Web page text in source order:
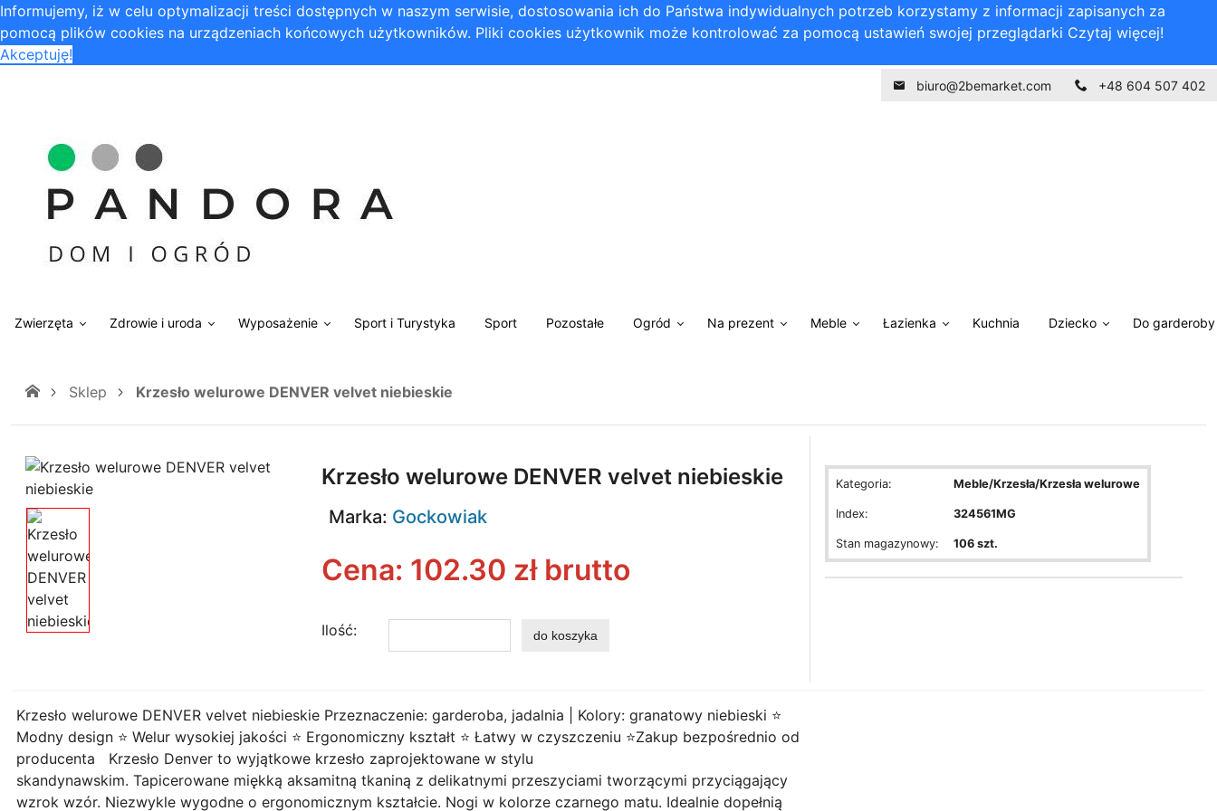
Informujemy, iż w celu optymalizacji treści dostępnych w naszym serwisie, dostosowania ich do Państwa indywidualnych potrzeb korzystamy z informacji zapisanych za
pomocą plików cookies na urządzeniach końcowych użytkowników. Pliki cookies użytkownik może kontrolować za pomocą ustawień swojej przeglądarki Czytaj więcej!
Akceptuję!
biuro@2bemarket.com +48 604 507 402
Zwierzęta Zdrowie i uroda Wyposażenie Sport i Turystyka Sport Pozostałe Ogród Na prezent Meble Łazienka Kuchnia Dziecko Do garderoby
Sklep Krzesło welurowe DENVER velvet niebieskie
Krzesło welurowe DENVER velvet niebieskie
Marka: Gockowiak
Cena: 102.30 zł brutto
Ilość:
Kategoria: Meble/Krzesła/Krzesła welurowe
Index: 324561MG
Stan magazynowy: 106 szt.
Krzesło welurowe DENVER velvet niebieskie Przeznaczenie: garderoba, jadalnia | Kolory: granatowy niebieski ⭐️
Modny design ⭐️ Welur wysokiej jakości ⭐️ Ergonomiczny kształt ⭐️ Łatwy w czyszczeniu ⭐️Zakup bezpośrednio od
producenta Krzesło Denver to wyjątkowe krzesło zaprojektowane w stylu
skandynawskim. Tapicerowane miękką aksamitną tkaniną z delikatnymi przeszyciami tworzącymi przyciągający
wzrok wzór. Niezwykle wygodne o ergonomicznym kształcie. Nogi w kolorze czarnego matu. Idealnie dopełnią